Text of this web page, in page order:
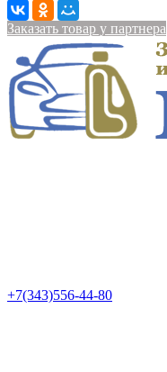
Заказать товар у партнера
+7(343)556-44-80